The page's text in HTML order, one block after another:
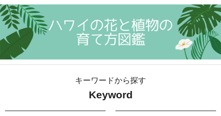
キーワードから探す
Keyword